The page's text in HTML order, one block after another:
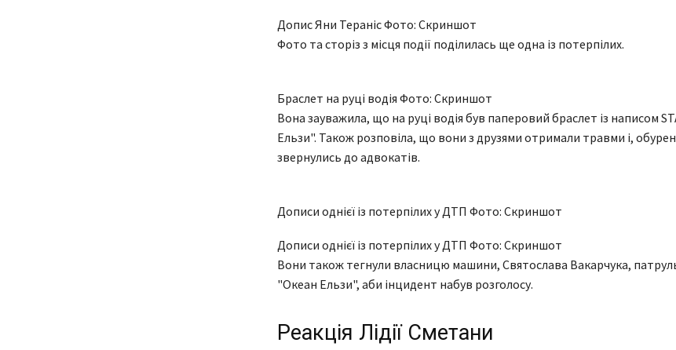
Допис Яни Тераніс Фото: Скриншот
Фото та сторіз з місця події поділилась ще одна із потерпілих.
Браслет на руці водія Фото: Скриншот
Вона зауважила, що на руці водія був паперовий браслет із написом
Ельзи". Також розповіла, що вони з друзями отримали травми і,
звернулись до адвокатів.
Дописи однієї із потерпілих у ДТП Фото: Скриншот
Дописи однієї із потерпілих у ДТП Фото: Скриншот
Вони також тегнули власницю машини, Святослава Вакарчука,
"Океан Ельзи", аби інцидент набув розголосу.
Реакція Лідії Сметани